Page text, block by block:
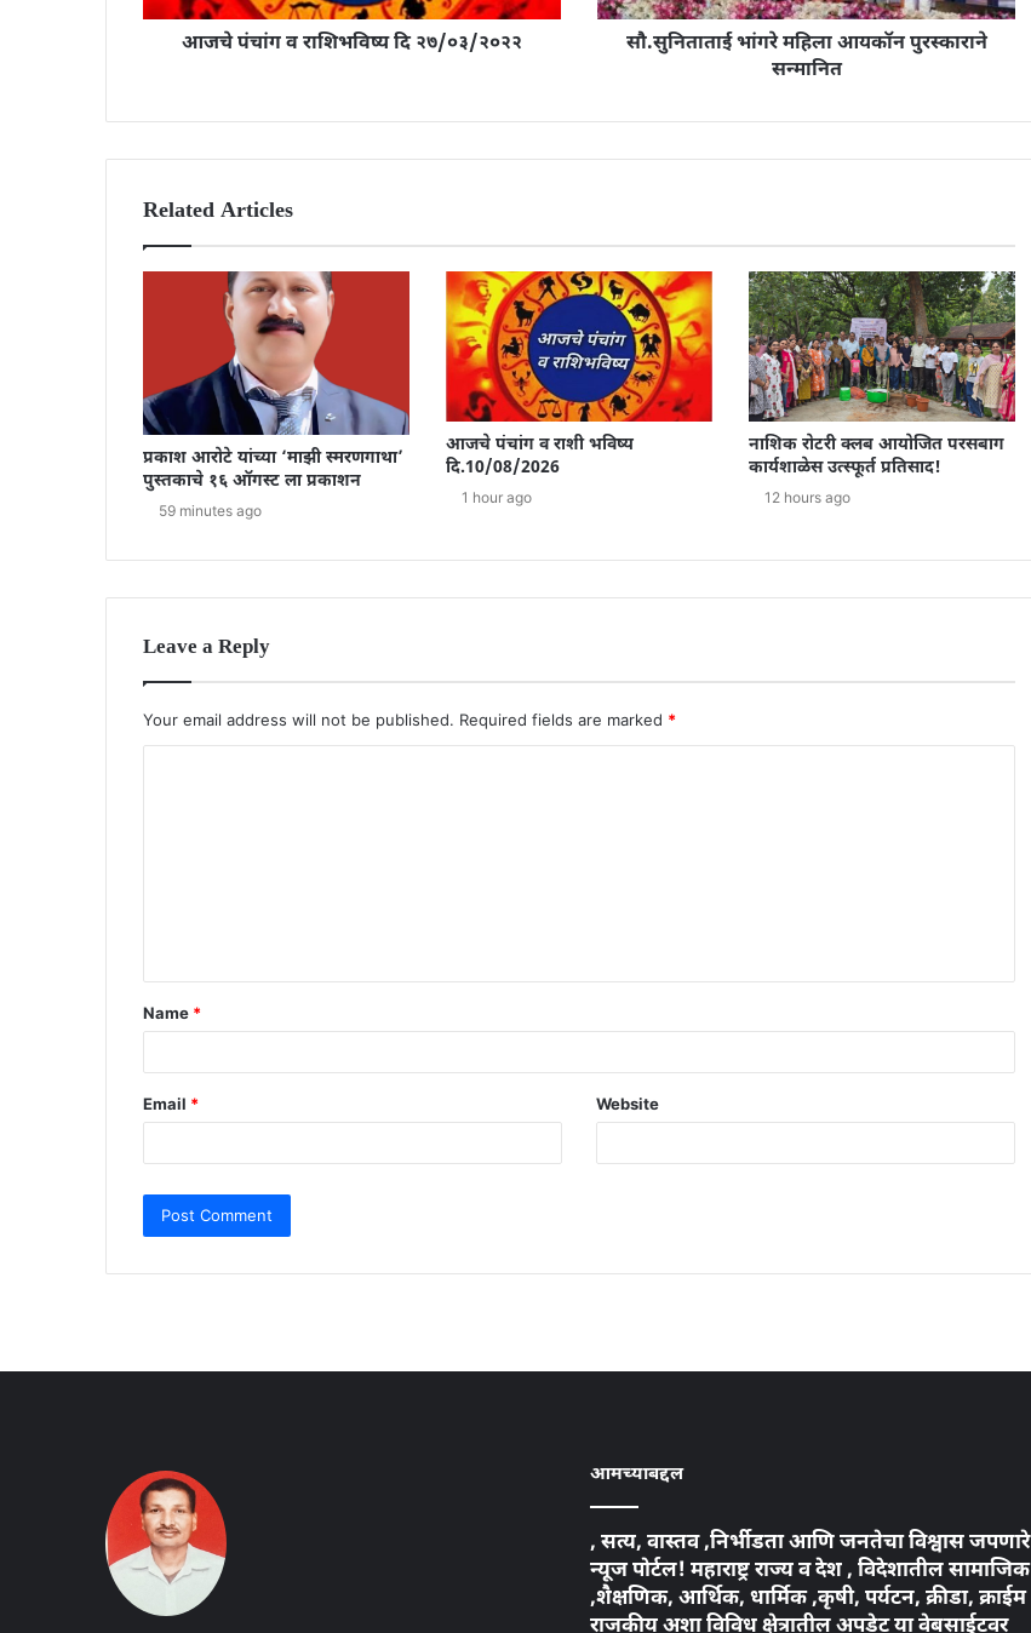
आजचे पंचांग व राशिभविष्य दि २७/०३/२०२२
सौ.सुनिताताई भांगरे महिला आयकॉन पुरस्काराने
सन्मानित
Related Articles
प्रकाश आरोटे यांच्या ‘माझी स्मरणगाथा’
पुस्तकाचे १६ ऑगस्ट ला प्रकाशन
59 minutes ago
आजचे पंचांग व राशी भविष्य
दि.10/08/2026
1 hour ago
नाशिक रोटरी क्लब आयोजित परसबाग
कार्यशाळेस उत्स्फूर्त प्रतिसाद!
12 hours ago
Leave a Reply
Your email address will not be published. Required fields are marked *
t
*
Name *
Email * Website
आमच्याबद्दल
, सत्य, वास्तव ,निर्भीडता आणि जनतेचा विश्वास जपणारे
न्यूज पोर्टल! महाराष्ट्र राज्य व देश , विदेशातील सामाजिक
,शैक्षणिक, आर्थिक, धार्मिक ,कृषी, पर्यटन, क्रीडा, क्राईम
राजकीय अशा विविध क्षेत्रातील अपडेट या वेबसाईटवर